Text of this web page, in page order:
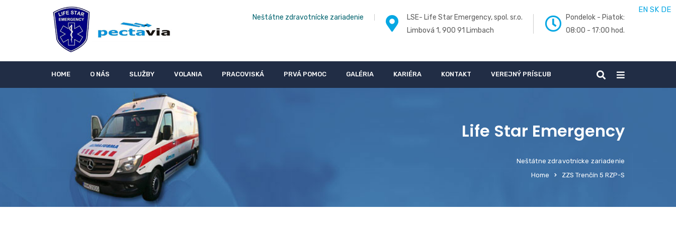
Neštátne zdravotnícke zariadenie
LSE- Life Star Emergency, spol. sr.o.
Limbová 1, 900 91 Limbach
Pondelok - Piatok:
08:00 - 17:00 hod.
HOME O NÁS SLUŽBY VOLANIA PRACOVISKÁ PRVÁ POMOC GALÉRIA KARIÉRA KONTAKT VEREJNÝ PRÍSĽUB
Life Star Emergency
Neštátne zdravotnícke zariadenie
Home
ZZS Trenčín 5 RZP-S
EN SK DE